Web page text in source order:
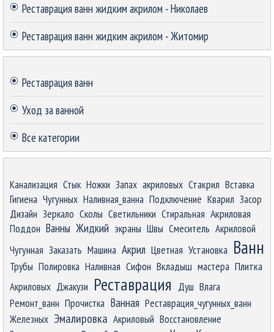
Реставрация ванн жидким акрилом - Николаев
Реставрация ванн жидким акрилом - Житомир
Реставрация ванн
Уход за ванной
Все категории
Канализация Стык Ножки Запах акриловых Стакрил Вставка
Гигиена Чугунных Наливная_ванна Подключение Кварил Засор
Дизайн Зеркало Сколы Светильники Стиральная Акриловая
Поддон Ванны Жидкий экраны Швы Смеситель Акриловой
Чугунная Заказать Машина Акрил Цветная Установка Ванн
Трубы Полировка Наливная Сифон Вкладыш мастера Плитка
Акриловых Джакузи Реставрация Душ Влага
Ремонт_ванн Прочистка Ванная Реставрация_чугунных_ванн
Железных Эмалировка Акриловый Восстановление